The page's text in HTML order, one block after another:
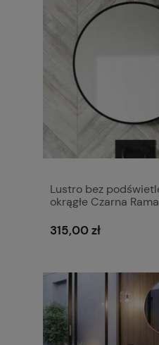
Lustro bez
okrągłe Czarna
315,00 zł